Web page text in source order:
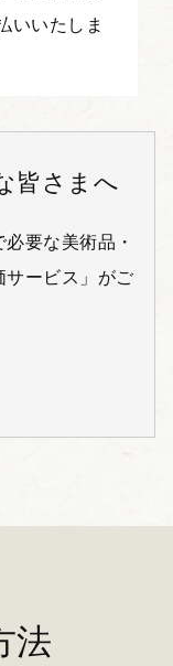
いいたしま
皆さまへ
要な美術品・
サービス」がご
法